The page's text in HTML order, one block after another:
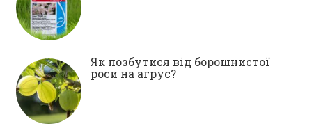
Як позбутися від борошнистої
роси на агрус?